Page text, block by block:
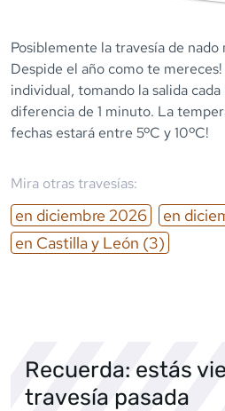
Posiblemente la travesía de nado
Despide el año como te
individual, tomando la salida
diferencia de 1 minuto. La
fechas estará entre 5ºC y 10ºC!
Mira otras travesías:
en diciembre 2026 en
en Castilla y León (3)
Recuerda: estás
travesía pasada